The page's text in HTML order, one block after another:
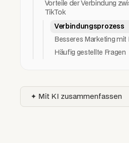
Vorteile der Verbindung
TikTok
Verbindungsprozess
Besseres Marketing mit
Häufig gestellte Fragen
✦ Mit KI zusammenfassen